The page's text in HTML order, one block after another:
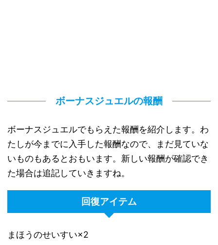
ボーナスジュエルの報酬
ボーナスジュエルでもらえた報酬を紹介します。わ
たしが今までに入手した報酬なので、まだ見ていな
いものもあるとおもいます。新しい報酬が確認でき
た場合は追記していきますね。
回復アイテム
まほうのせいすい×2